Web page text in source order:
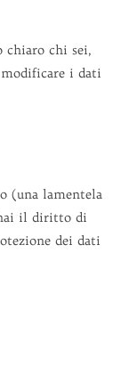
chiaro chi sei,
modificare i dati
(una lamentela
il diritto di
dei dati